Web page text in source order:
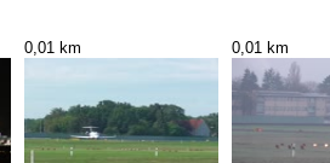
0,01 km 0,01 km